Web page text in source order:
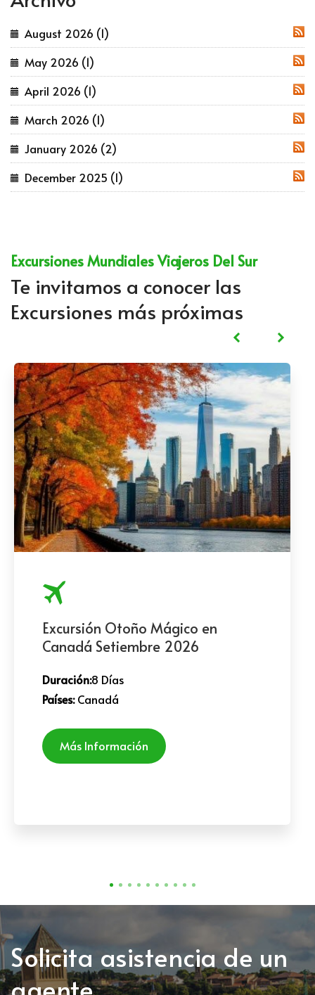
August 2026 (1)
May 2026 (1)
April 2026 (1)
March 2026 (1)
January 2026 (2)
December 2025 (1)
Excursiones Mundiales Viajeros Del Sur
Te invitamos a conocer las
Excursiones más próximas
Excursión Otoño Mágico en
Canadá Setiembre 2026
Duración:8 Días
Países:Canadá
Más Información
Solicita asistencia de un